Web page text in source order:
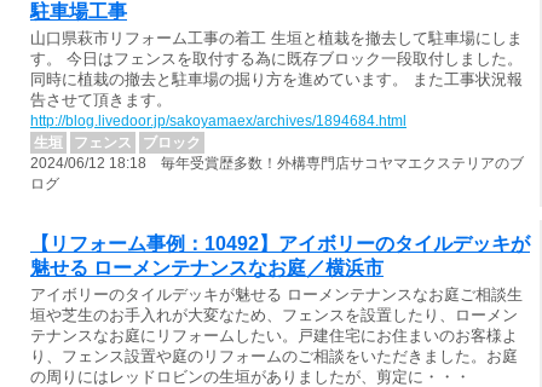
駐車場工事
山口県萩市リフォーム工事の着工 生垣と植栽を撤去して駐車場にしま
す。 今日はフェンスを取付する為に既存ブロック一段取付しました。
同時に植栽の撤去と駐車場の掘り方を進めています。 また工事状況報
告させて頂きます。
http://blog.livedoor.jp/sakoyamaex/archives/1894684.html
生垣
フェンス
ブロック
2024/06/12 18:18 毎年受賞歴多数！外構専門店サコヤマエクステリアのブ
ログ
【リフォーム事例：10492】アイボリーのタイルデッキが
魅せる ローメンテナンスなお庭／横浜市
アイボリーのタイルデッキが魅せる ローメンテナンスなお庭ご相談生
垣や芝生のお手入れが大変なため、フェンスを設置したり、ローメン
テナンスなお庭にリフォームしたい。戸建住宅にお住まいのお客様よ
り、フェンス設置や庭のリフォームのご相談をいただきました。お庭
の周りにはレッドロビンの生垣がありましたが、剪定に・・・